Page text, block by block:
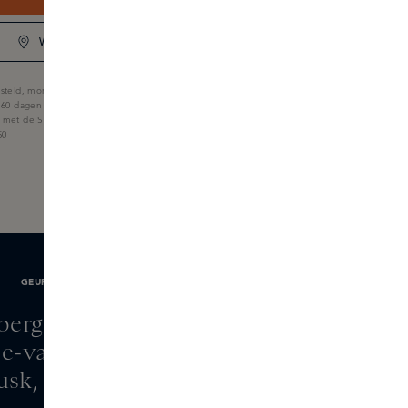
WINKELVOORRAAD
morgen in huis
dagen
de Skins Giftcard
GEURNOTEN
aldehyden
van-dalen, viooltje
pruim, amber